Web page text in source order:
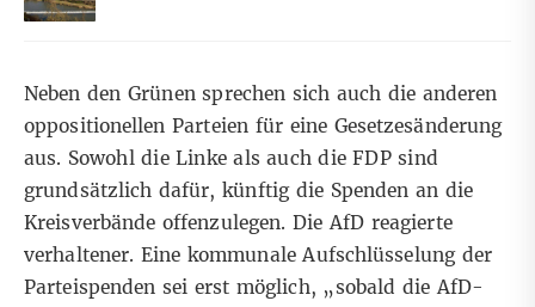
Neben den Grünen sprechen sich auch die anderen
oppositionellen Parteien für eine Gesetzesänderung
aus. Sowohl die Linke als auch die FDP sind
grundsätzlich dafür, künftig die Spenden an die
Kreisverbände offenzulegen. Die AfD reagierte
verhaltener. Eine kommunale Aufschlüsselung der
Parteispenden sei erst möglich, „sobald die AfD-